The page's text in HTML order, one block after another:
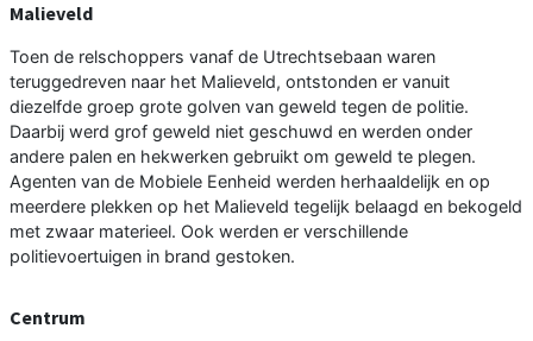
Malieveld
Toen de relschoppers vanaf de Utrechtsebaan waren
teruggedreven naar het Malieveld, ontstonden er vanuit
diezelfde groep grote golven van geweld tegen de politie.
Daarbij werd grof geweld niet geschuwd en werden onder
andere palen en hekwerken gebruikt om geweld te plegen.
Agenten van de Mobiele Eenheid werden herhaaldelijk en op
meerdere plekken op het Malieveld tegelijk belaagd en bekogeld
met zwaar materieel. Ook werden er verschillende
politievoertuigen in brand gestoken.
Centrum